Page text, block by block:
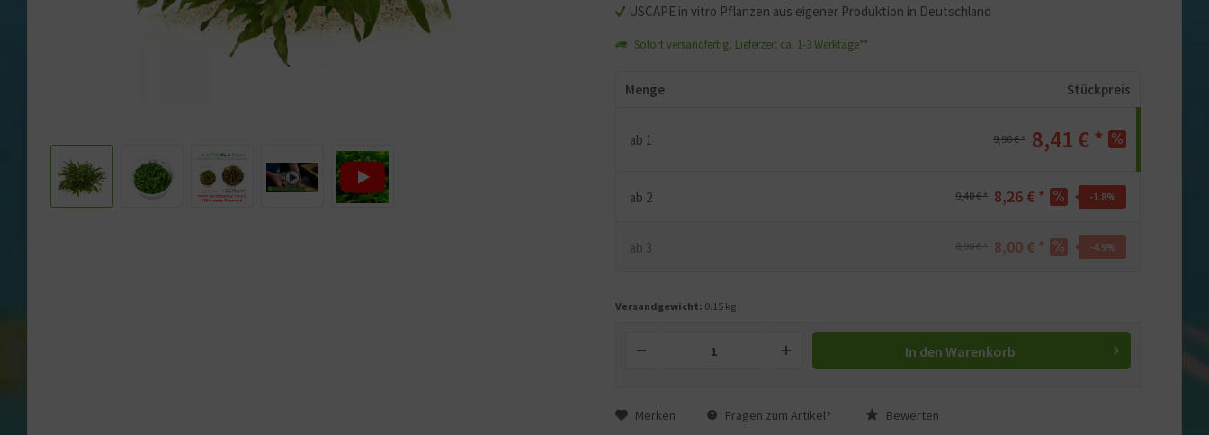
USCAPE in vitro Pflanzen aus eigener Produktion in Deutschland
Sofort versandfertig, Lieferzeit ca. 1-3 Werktage**
Menge Stückpreis
ab 1 9,90 € * 8,41 € *
ab 2 9,40 € * 8,26 € * -1.8%
ab 3 8,90 € * 8,00 € * -4.9%
Versandgewicht: 0.15 kg
In den Warenkorb
Merken Fragen zum Artikel? Bewerten